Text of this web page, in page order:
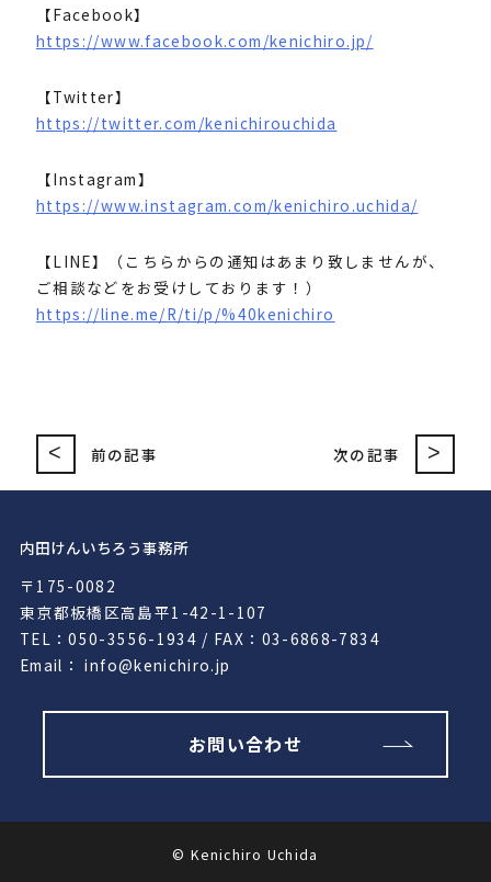
【Facebook】
https://www.facebook.com/kenichiro.jp/
【Twitter】
https://twitter.com/kenichirouchida
【Instagram】
https://www.instagram.com/kenichiro.uchida/
【LINE】（こちらからの通知はあまり致しませんが、
ご相談などをお受けしております！）
https://line.me/R/ti/p/%40kenichiro
< 前の記事 >
次の記事
内田けんいちろう事務所
〒175-0082
東京都板橋区高島平1-42-1-107
TEL：050-3556-1934 / FAX：03-6868-7834
Email： info@kenichiro.jp
お問い合わせ
© Kenichiro Uchida